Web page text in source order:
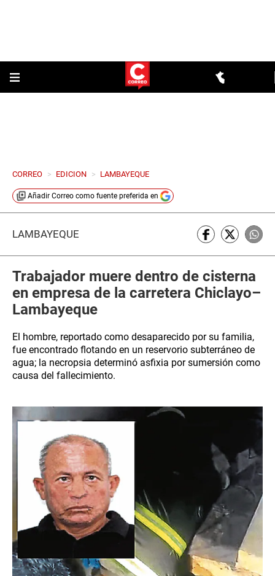
CORREO > EDICION > LAMBAYEQUE
Añadir Correo como fuente preferida en
LAMBAYEQUE
Trabajador muere dentro de cisterna
en empresa de la carretera Chiclayo–
Lambayeque
El hombre, reportado como desaparecido por su familia,
fue encontrado flotando en un reservorio subterráneo de
agua; la necropsia determinó asfixia por sumersión como
causa del fallecimiento.